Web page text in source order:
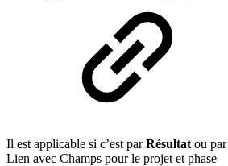
Il est applicable si c’est parRésultat ou par
Lien avec Champs pour le projet et phase